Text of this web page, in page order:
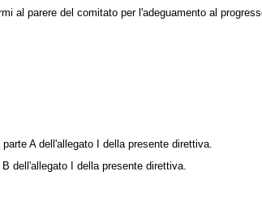
al parere del comitato per l'adeguamento al
A dell'allegato I della presente direttiva.
dell'allegato I della presente direttiva.